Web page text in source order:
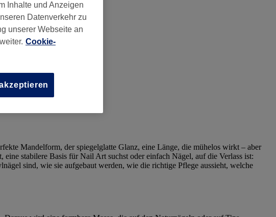
Mandelform, der spiegelglatte Glanz, eine Länge, die mühelos wirkt – aber
stabilere Basis für Nail Art suchst oder einfach Nägel, auf die Verlass ist:
sind, wie sie aufgebaut werden, wie die richtige Pflege aussieht, welche
Inhalte und Anzeigen
Datenverkehr zu
unserer Webseite an
Cookie-